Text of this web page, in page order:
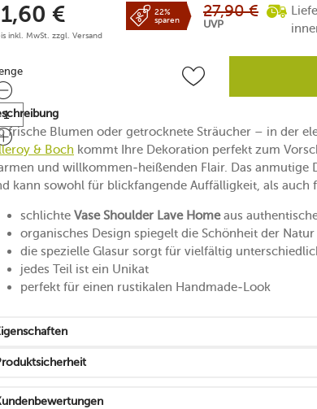
€
inkl. MwSt. zzgl. Versand
22%
sparen
27,90 €
UVP
frische Blumen oder getrocknete Sträucher – in der
& Boch kommt Ihre Dekoration perfekt zum
und willkommen-heißenden Flair. Das anmutige
kann sowohl für blickfangende Auffälligkeit, als auch
schlichte Vase Shoulder Lave Homeaus
organisches Design spiegelt die Schönheit der
die spezielle Glasur sorgt für vielfältig
jedes Teil ist ein Unikat
perfekt für einen rustikalen Handmade-Look